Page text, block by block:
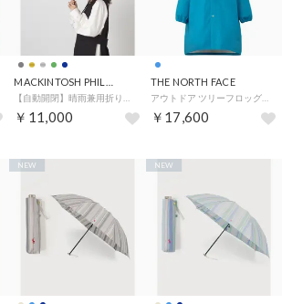
￥11,000
THE NORTH FACE
アウトドア ツリーフロッグコート NPJ12611 （DB ダスクブルー）
￥17,600
NEW NEW